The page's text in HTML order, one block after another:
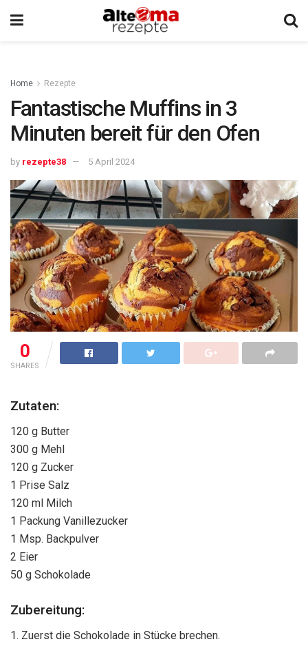
Home Rezepte
Fantastische Muffins in 3
Minuten bereit für den Ofen
by rezepte38 5 April 2024
0
SHARES
Zutaten:
120 g Butter
300 g Mehl
120 g Zucker
1 Prise Salz
120 ml Milch
1 Packung Vanillezucker
1 Msp. Backpulver
2 Eier
50 g Schokolade
Zubereitung:
1. Zuerst die Schokolade in Stücke brechen.